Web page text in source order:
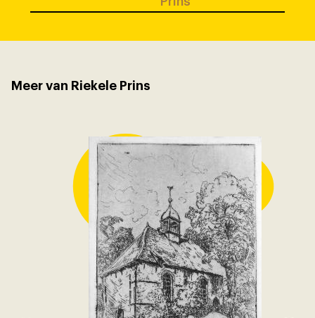
Meer van Riekele Prins
Kerk te